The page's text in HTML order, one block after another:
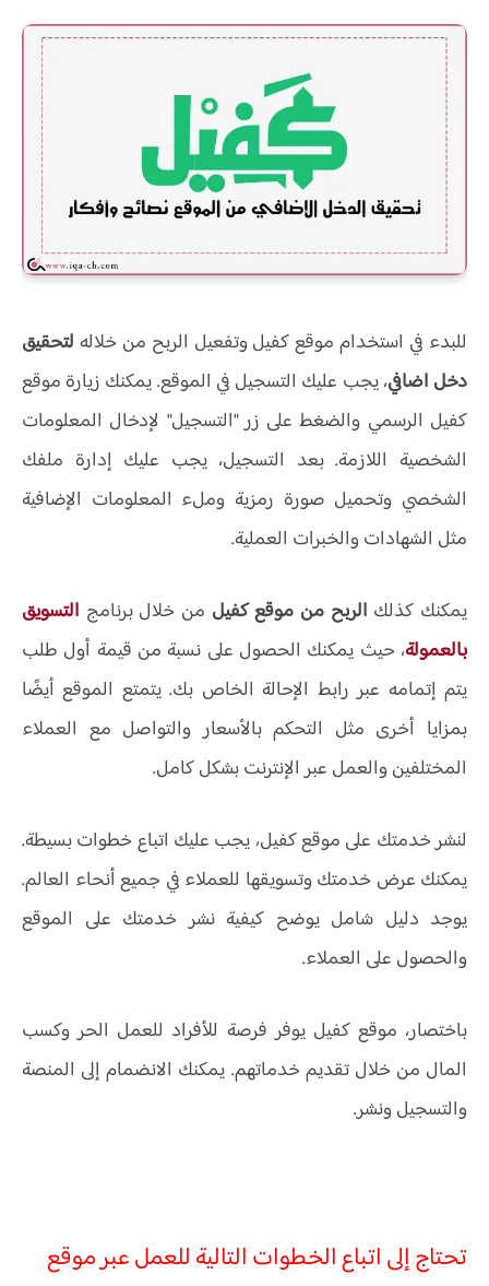
للبدء في استخدام موقع كفيلوتفعيل الربح من خلاله لتحقيق
دخل اضافي، يجب عليك التسجيل في الموقع. يمكنك زيارة موقع
كفيل الرسمي والضغط على زر "التسجيل" لإدخال المعلومات
الشخصية اللازمة. بعد التسجيل، يجب عليك إدارة ملفك
الشخصي وتحميل صورة رمزية وملء المعلومات الإضافية
مثل الشهادات والخبرات العملية.
يمكنك كذلك الربح من موقع كفيل من خلال برنامج التسويق
بالعمولة، حيث يمكنك الحصول على نسبة من قيمة أول طلب
يتم إتمامه عبر رابط الإحالة الخاص بك. يتمتع الموقع أيضًا
بمزايا أخرى مثل التحكم بالأسعار والتواصل مع العملاء
المختلفين والعمل عبر الإنترنت بشكل كامل.
لنشر خدمتك على موقع كفيل، يجب عليك اتباع خطوات بسيطة.
يمكنك عرض خدمتك وتسويقها للعملاء في جميع أنحاء العالم.
يوجد دليل شامل يوضح كيفية نشر خدمتك على الموقع
والحصول على العملاء.
باختصار، موقع كفيل يوفر فرصة للأفراد للعمل الحر وكسب
المال من خلال تقديم خدماتهم. يمكنك الانضمام إلى المنصة
والتسجيل ونشر.
تحتاج إلى اتباع الخطوات التالية للعمل عبر موقع